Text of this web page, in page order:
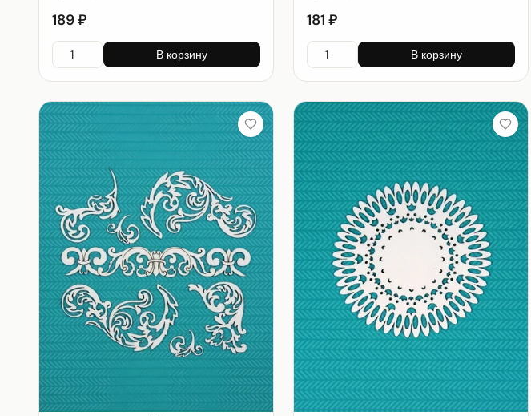
189 ₽
В корзину
181 ₽
В корзину